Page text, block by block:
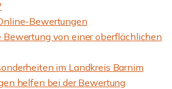
Bewertungen
Bewertung von einer oberflächlichen
im Landkreis Barnim
helfen bei der Bewertung